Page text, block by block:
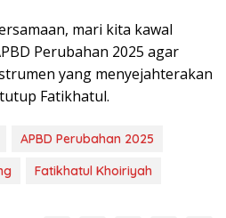
mari kita kawal
Perubahan 2025 agar
yang menyejahterakan
Fatikhatul.
APBD Perubahan 2025
Fatikhatul Khoiriyah